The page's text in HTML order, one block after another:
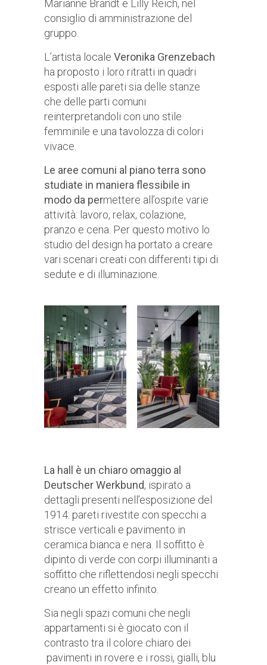
Marianne Brandt e Lilly Reich, nel
consiglio di amministrazione del
gruppo.
L’artista locale Veronika Grenzebach
ha proposto i loro ritratti in quadri
esposti alle pareti sia delle stanze
che delle parti comuni
reinterpretandoli con uno stile
femminile e una tavolozza di colori
vivace.
Le aree comuni al piano terra sono
studiate in maniera flessibile in
modo da permettere all’ospite varie
attività: lavoro, relax, colazione,
pranzo e cena. Per questo motivo lo
studio del design ha portato a creare
vari scenari creati con differenti tipi di
sedute e di illuminazione.
La hall è un chiaro omaggio al
Deutscher Werkbund, ispirato a
dettagli presenti nell’esposizione del
1914: pareti rivestite con specchi a
strisce verticali e pavimento in
ceramica bianca e nera. Il soffitto è
dipinto di verde con corpi illuminanti a
soffitto che riflettendosi negli specchi
creano un effetto infinito.
Sia negli spazi comuni che negli
appartamenti si è giocato con il
contrasto tra il colore chiaro dei
pavimenti in rovere e i rossi, gialli, blu